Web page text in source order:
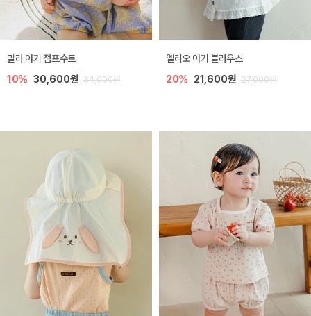
밀라 아기 점프수트
10% 30,600원 34,000원
엘리오 아기 블라우스
20% 21,600원 27,000원